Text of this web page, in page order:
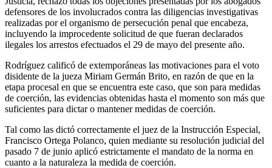
defensores de los involucrados contra las diligencias investigativas
realizadas por el organismo de persecución penal que encabeza,
incluyendo la improcedente solicitud de que fueran declarados
ilegales los arrestos efectuados el 29 de mayo del presente año.
Rodríguez calificó de extemporáneas las motivaciones para el voto
disidente de la jueza Miriam Germán Brito, en razón de que en la
etapa procesal en que se encuentra este caso, que son para medidas
de coerción, las evidencias obtenidas hasta el momento son más que
suficientes para dictar o mantener medidas de coerción.
Tal como las dictó correctamente el juez de la Instrucción Especial,
Francisco Ortega Polanco, quien mediante su resolución judicial del
pasado 7 de junio aplicó estrictamente el mandato de la norma en
cuanto a la naturaleza la medida de coerción.